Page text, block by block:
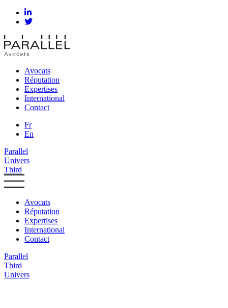
Avocats
Réputation
Expertises
International
Contact
Fr
En
Parallel
Univers
Third
Avocats
Réputation
Expertises
International
Contact
Parallel
Third
Univers